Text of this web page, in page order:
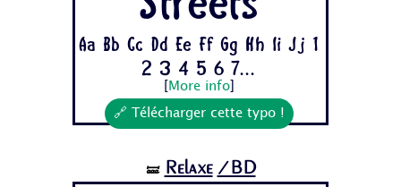
Aa Bb Cc Dd Ee Ff Gg Hh Ii Jj 1
2 3 4 5 6 7...
More info]
🔗 Télécharger cette typo !
🝛 Relaxe /BD